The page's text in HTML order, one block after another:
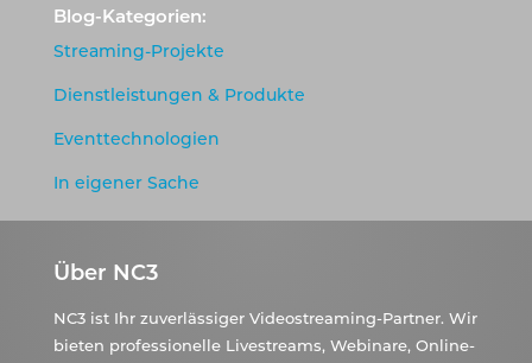
Blog-Kategorien:
Streaming-Projekte
Dienstleistungen & Produkte
Eventtechnologien
In eigener Sache
Über NC3
NC3 ist Ihr zuverlässiger Videostreaming-Partner. Wir
bieten professionelle Livestreams, Webinare, Online-